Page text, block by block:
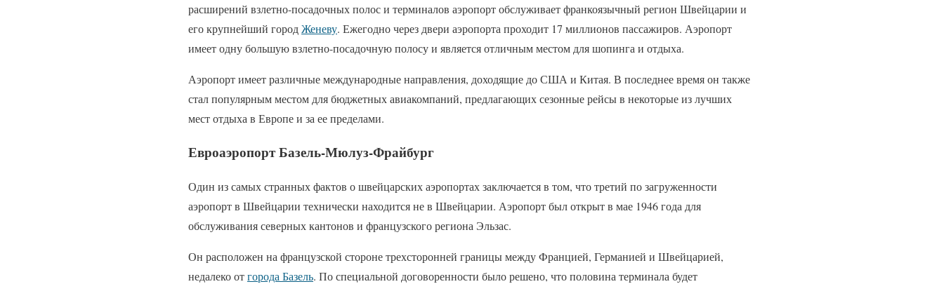
расширений взлетно-посадочных полос и терминалов аэропорт обслуживает франкоязычный регион Швейцарии и
его крупнейший городЖеневу. Ежегодно через двери аэропорта проходит 17 миллионов пассажиров. Аэропорт
имеет одну большую взлетно-посадочную полосу и является отличным местом для шопинга и отдыха.
Аэропорт имеет различные международные направления, доходящие до США и Китая. В последнее время он также
стал популярным местом для бюджетных авиакомпаний, предлагающих сезонные рейсы в некоторые из лучших
мест отдыха в Европе и за ее пределами.
Евроаэропорт Базель-Мюлуз-Фрайбург
Один из самых странных фактов о швейцарских аэропортах заключается в том, что третий по загруженности
аэропорт в Швейцарии технически находится не в Швейцарии. Аэропорт был открыт в мае 1946 года для
обслуживания северных кантонов и французского региона Эльзас.
Он расположен на французской стороне трехсторонней границы между Францией, Германией и Швейцарией,
недалеко отгорода Базель. По специальной договоренности было решено, что половина терминала будет